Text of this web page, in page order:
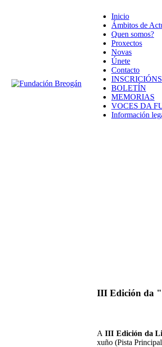
Inicio
Ámbitos de
Quen somos?
Proxectos
Novas
Únete
Contacto
INSCRICIÓNS
BOLETÍN
MEMORIAS
VOCES DA
Información
III Edición da
A III Edición da
xuño (Pista